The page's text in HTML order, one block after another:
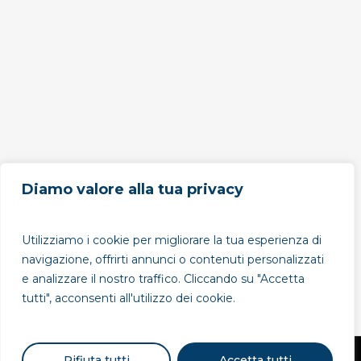
Diamo valore alla tua privacy
Utilizziamo i cookie per migliorare la tua esperienza di
navigazione, offrirti annunci o contenuti personalizzati
e analizzare il nostro traffico. Cliccando su "Accetta
tutti", acconsenti all'utilizzo dei cookie.